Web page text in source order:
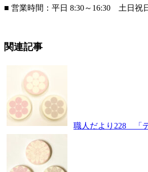
■ 営業時間：平日 8:30～16:30 土日祝
関連記事
職人だより228 「